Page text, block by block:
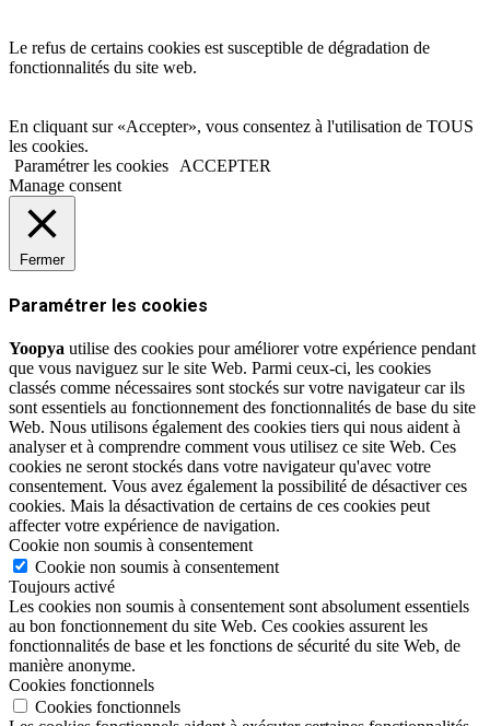
Le refus de certains cookies est susceptible de dégradation de
fonctionnalités du site web.
En cliquant sur «Accepter», vous consentez à l'utilisation de TOUS
les cookies.
Paramétrer les cookies
ACCEPTER
Manage consent
Fermer
Paramétrer les cookies
Yoopya utilise des cookies pour améliorer votre expérience pendant
que vous naviguez sur le site Web. Parmi ceux-ci, les cookies
classés comme nécessaires sont stockés sur votre navigateur car ils
sont essentiels au fonctionnement des fonctionnalités de base du site
Web. Nous utilisons également des cookies tiers qui nous aident à
analyser et à comprendre comment vous utilisez ce site Web. Ces
cookies ne seront stockés dans votre navigateur qu'avec votre
consentement. Vous avez également la possibilité de désactiver ces
cookies. Mais la désactivation de certains de ces cookies peut
affecter votre expérience de navigation.
Cookie non soumis à consentement
Cookie non soumis à consentement
Toujours activé
Les cookies non soumis à consentement sont absolument essentiels
au bon fonctionnement du site Web. Ces cookies assurent les
fonctionnalités de base et les fonctions de sécurité du site Web, de
manière anonyme.
Cookies fonctionnels
Cookies fonctionnels